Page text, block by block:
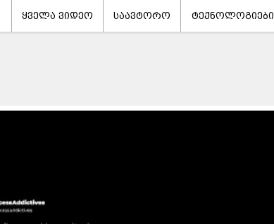
ყველა ვიდეო საავტორო ტექნოლოგიები